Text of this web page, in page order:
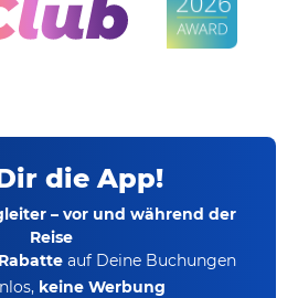
die App!
– vor und während der
Reise
auf Deine Buchungen
keine Werbung